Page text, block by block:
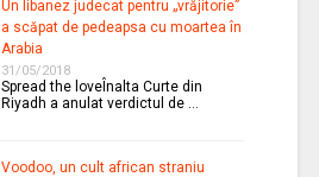
Un libanez judecat pentru „vrăjitorie”
a scăpat de pedeapsa cu moartea în
Arabia
31/05/2018
Spread the loveÎnalta Curte din
Riyadh a anulat verdictul de …
Voodoo, un cult african straniu